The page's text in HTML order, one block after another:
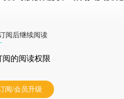
阅后继续阅读
阅的阅读权限
阅/会员升级